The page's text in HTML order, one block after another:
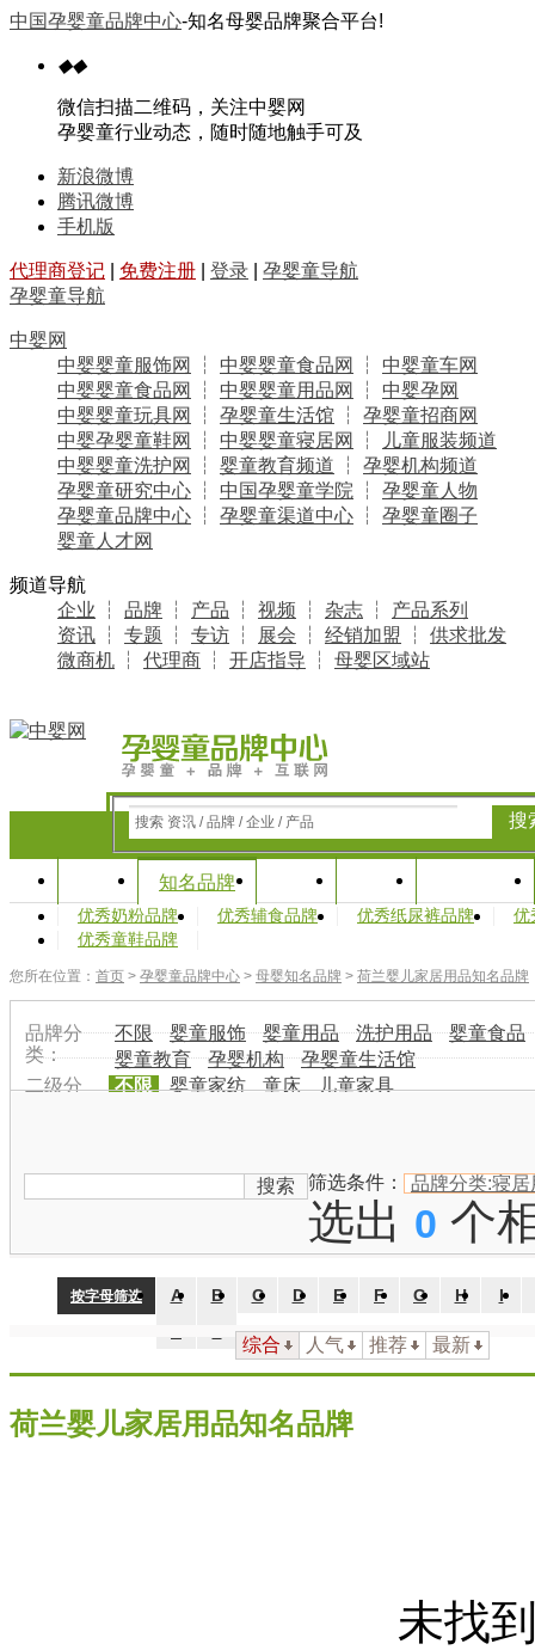
中国孕婴童品牌中心-知名母婴品牌聚合平台!
◆◆
微信扫描二维码，关注中婴网
孕婴童行业动态，随时随地触手可及
新浪微博
腾讯微博
手机版
代理商登记 免费注册 登录
孕婴童导航
孕婴童导航
中婴网
中婴婴童服饰网
┆ 中婴婴童食品网 ┆ 中婴童车网
中婴婴童食品网
┆ 中婴婴童用品网 ┆ 中婴孕网
中婴婴童玩具网
┆ 孕婴童生活馆 ┆ 孕婴童招商网
中婴孕婴童鞋网
┆ 中婴婴童寝居网 ┆
儿童服装频道
中婴婴童洗护网
┆ 婴童教育频道 ┆ 孕婴机构频道
孕婴童研究中心 ┆ 中国孕婴童学院 ┆ 孕婴童人物
孕婴童品牌中心 ┆ 孕婴童渠道中心 ┆ 孕婴童圈子
婴童人才网
频道导航
企业 ┆ 品牌 ┆ 产品 ┆ 视频 ┆ 杂志 ┆ 产品系列
资讯 ┆ 专题 ┆ 专访 ┆ 展会 ┆ 经销加盟 ┆ 供求批发
微商机 ┆ 代理商 ┆ 开店指导 ┆ 母婴区域站
搜索 资讯 / 品牌 / 企业 / 产品 搜
知名品牌
优秀奶粉品牌 优秀辅食品牌 优秀纸尿裤品牌
优
优秀童鞋品牌
您所在位置： 首页 > 孕婴童品牌中心 > 母婴知名品牌 > 荷兰婴儿家居用品知名品牌
品牌分
类：
不限 婴童服饰 婴童用品 洗护用品
婴童食品
婴童教育
孕婴机构
孕婴童生活馆
二级分
不限 婴童家纺 童床
儿童家具
搜索
筛选条件： 品牌分类:寝居
选出 0 个
按字母筛选 A B C D E F G H
I
综合 人气 推荐 最新
荷兰婴儿家居用品知名品牌
未找